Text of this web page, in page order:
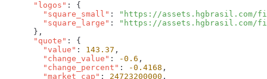
      "logos"
        "square_small"
:
"https://assets.hgbrasil.com/
        "square_large"
:
      "quote"
        "value"
: 143.37
        "change_value"
: -0.6
        "change_percent"
: -0.4168
        "market_cap"
: 24723200000